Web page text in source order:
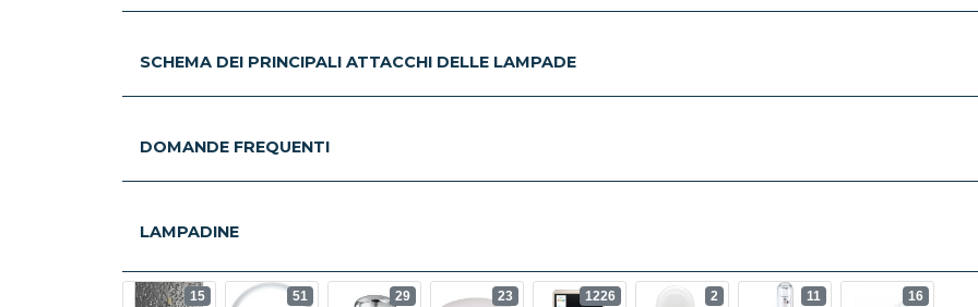
SCHEMA DEI PRINCIPALI ATTACCHI DELLE LAMPADE
DOMANDE FREQUENTI
LAMPADINE
15 51 29 23 1226 2 11 16